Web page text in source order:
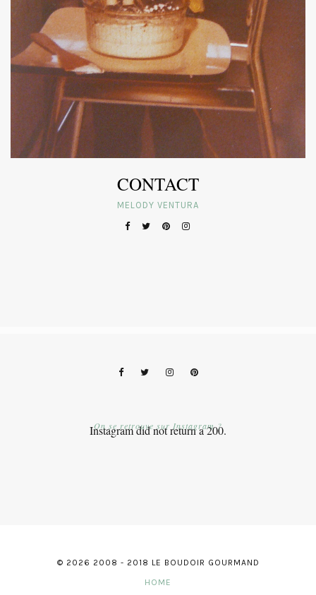
CONTACT
MELODY VENTURA
Instagram did not return a 200.
On se retrouve sur Instagram ?
© 2026 2008 - 2018 LE BOUDOIR GOURMAND
HOME